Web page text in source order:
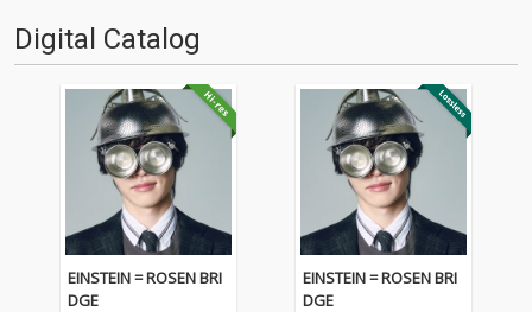
Digital Catalog
EINSTEIN = ROSEN BRI
DGE
EINSTEIN = ROSEN BRI
DGE